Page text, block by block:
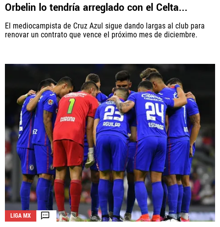
La aceptación de una de las ofertas presentadas en esta página
orden en que aparecen, pero no influye en nuestras evaluaciones.
Orbelin lo tendría arreglado con el Celta...
El mediocampista de Cruz Azul sigue dando largas al club para
renovar un contrato que vence el próximo mes de diciembre.
LIGA MX